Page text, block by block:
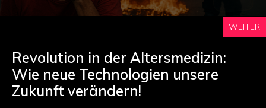
WEITER
Revolution in der Altersmedizin:
Wie neue Technologien unsere
Zukunft verändern!